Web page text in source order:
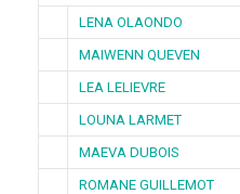
LENA OLAONDO
MAIWENN QUEVEN
LEA LELIEVRE
LOUNA LARMET
MAEVA DUBOIS
ROMANE GUILLEMOT